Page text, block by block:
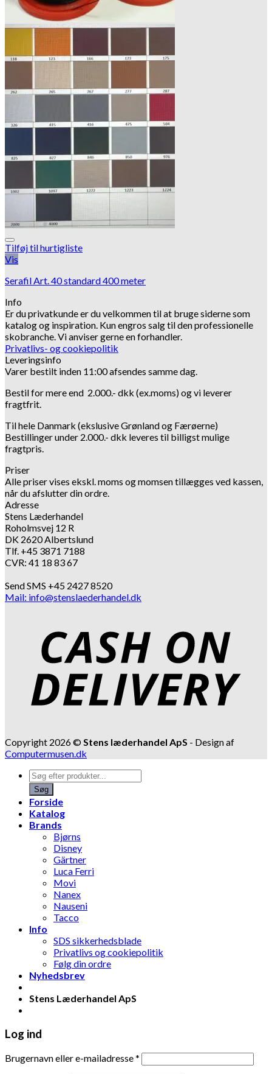
Tilføj til hurtigliste
Vis
Serafil Art. 40 standard 400 meter
Info
Er du privatkunde er du velkommen til at bruge siderne som
katalog og inspiration. Kun engros salg til den professionelle
skobranche.Vi anviser gerne en forhandler.
Privatlivs- og cookiepolitik
Leveringsinfo
Varer bestilt inden 11:00 afsendes samme dag.
Bestil for mere end 2.000.- dkk (ex.moms) og vi leverer
fragtfrit.
Til hele Danmark (ekslusive Grønland og Færøerne)
Bestillinger under 2.000.- dkk leveres til billigst mulige
fragtpris.
Priser
Alle priser vises ekskl. moms og momsen tillægges ved kassen,
når du afslutter din ordre.
Adresse
Stens Læderhandel
Roholmsvej 12 R
DK 2620 Albertslund
Tlf. +45 3871 7188
CVR: 41 18 83 67
Send SMS +45 2427 8520
Mail: info@stenslaederhandel.dk
Copyright 2026 © Stens læderhandel ApS - Design af
Computermusen.dk
Products
search
Søg
Forside
Katalog
Brands
Bjørns
Disney
Gärtner
Luca Ferri
Movi
Nanex
Nauseni
Tacco
Info
SDS sikkerhedsblade
Privatlivs og cookiepolitik
Følg din ordre
Nyhedsbrev
Stens Læderhandel ApS
Log ind
Brugernavn eller e-mailadresse*